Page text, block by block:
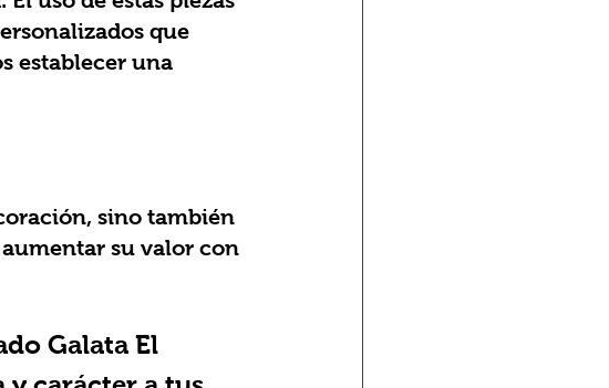
que
establecer una
su valor con
Galata El